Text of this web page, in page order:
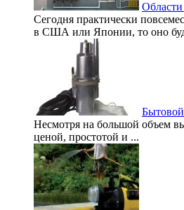
Сегодня практически
в США или Японии, то оно
Несмотря на большой объем
ценой, простотой и ...